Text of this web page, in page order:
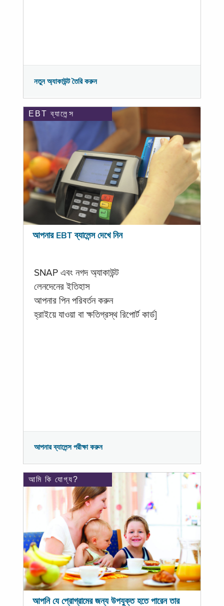
নতুন অ্যাকাউন্ট তৈরি করুন
EBT ব্যালেন্স
আপনার EBT ব্যালেন্স দেখে নিন
SNAP এবং নগদ অ্যাকাউন্ট
লেনদেনের ইতিহাস
আপনার পিন পরিবর্তন করুন
হ্রাইয়ে যাওয়া বা ক্ষতিগ্রস্থ রিপোর্ট কার্ড]
আপনার ব্যালেন্স পরীক্ষা করুন
আমি কি যোগ্য?
আপনি যে প্রোগ্রামের জন্য উপযুক্ত হতে পারেন তার